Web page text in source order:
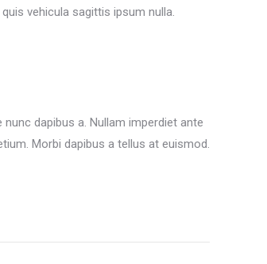
vehicula sagittis ipsum nulla.
dapibus a. Nullam imperdiet ante
Morbi dapibus a tellus at euismod.